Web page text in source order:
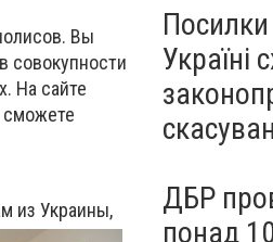
Вы
совокупности
На сайте
из Украины,
Україні
ДБР
понад